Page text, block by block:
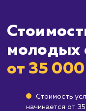
существует
стабильный
по